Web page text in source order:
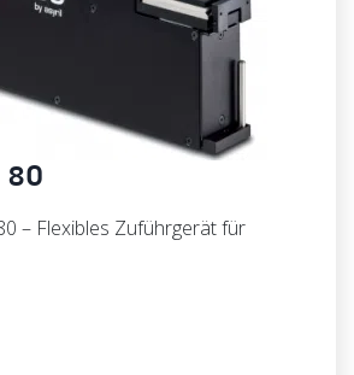
80
– Flexibles Zuführgerät für